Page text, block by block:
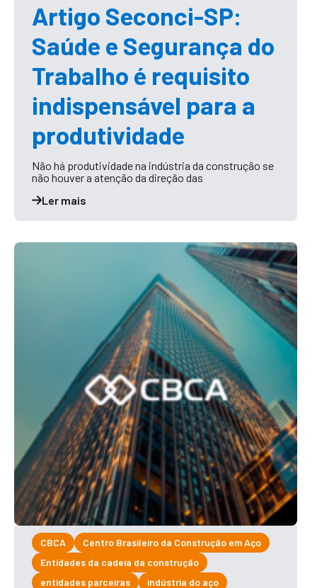
Artigo Seconci-SP:
Saúde e Segurança do
Trabalho é requisito
indispensável para a
produtividade
Não há produtividade na indústria da construção se
não houver a atenção da direção das
Ler mais
CBCA
Centro Brasileiro da Construção em Aço
Entidades da cadeia da construção
entidades parceiras
indústria do aço